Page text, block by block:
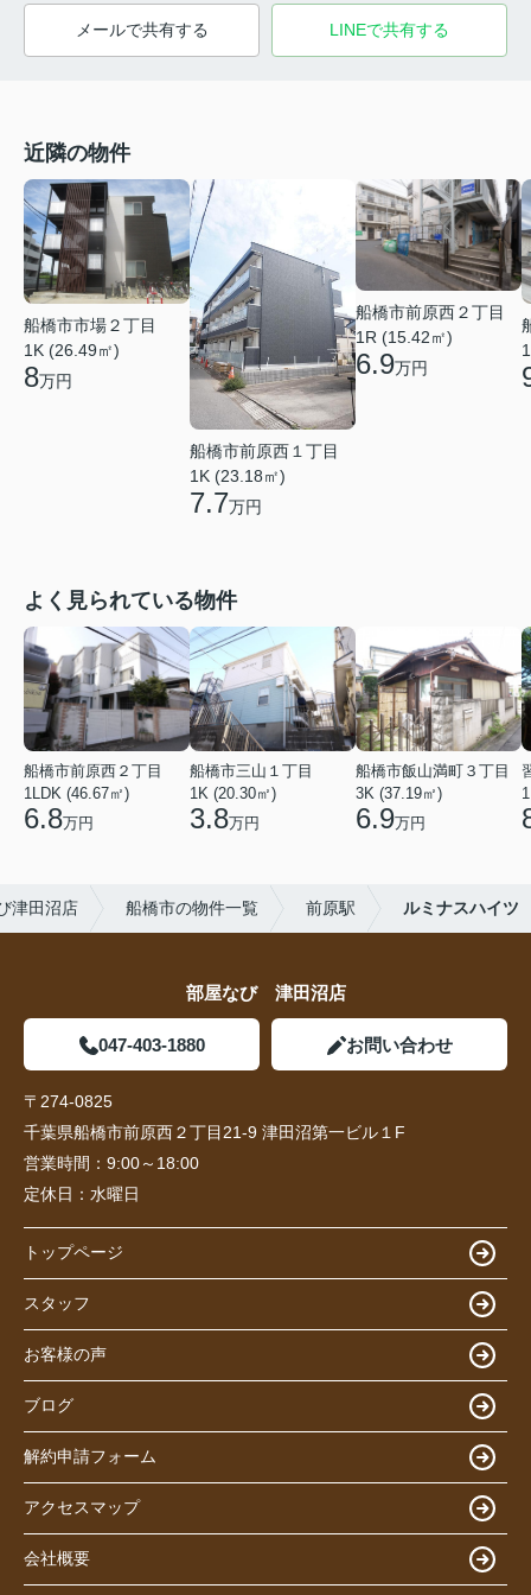
メールで共有する LINEで共有する
近隣の物件
船橋市市場２丁目
1K (26.49㎡)
8万円
船橋市前原西１丁目
1K (23.18㎡)
7.7万円
船橋市前原西２丁目
1R (15.42㎡)
6.9万円
よく見られている物件
船橋市前原西２丁目
1LDK (46.67㎡)
6.8万円
船橋市三山１丁目
1K (20.30㎡)
3.8万円
船橋市飯山満町３丁目
3K (37.19㎡)
6.9万円
津田沼店 船橋市の物件一覧 前原駅 ルミナスハイツ
部屋なび 津田沼店
047-403-1880 お問い合わせ
〒274-0825
千葉県船橋市前原西２丁目21-9 津田沼第一ビル１F
営業時間： 9:00～18:00
定休日： 水曜日
トップページ
スタッフ
お客様の声
ブログ
解約申請フォーム
アクセスマップ
会社概要